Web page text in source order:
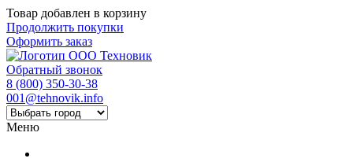
Товар добавлен в корзину
Продолжить покупки
Оформить заказ
Обратный звонок
8 (800) 350-30-38
001@tehnovik.info
Меню